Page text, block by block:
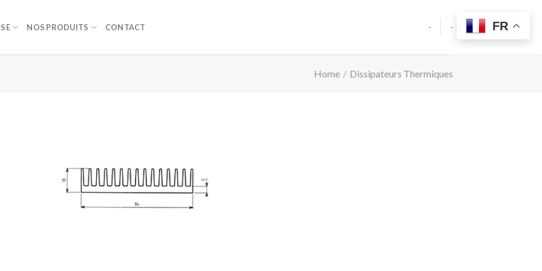
NOS PRODUITS CONTACT - -
Home / Dissipateurs Thermiques
FR